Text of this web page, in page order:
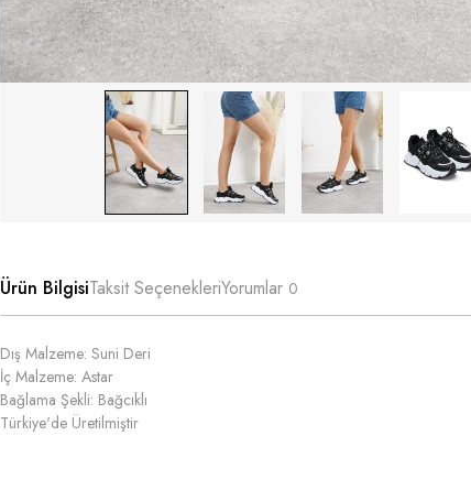
Ürün BilgisiTaksit SeçenekleriYorumlar 0
Dış Malzeme: Suni Deri
İç Malzeme: Astar
Bağlama Şekli: Bağcıklı
Türkiye'de Üretilmiştir